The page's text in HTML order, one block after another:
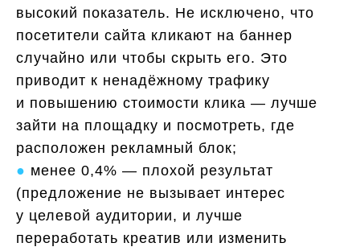
высокий показатель. Не исключено, что
посетители сайта кликают на баннер
случайно или чтобы скрыть его. Это
приводит к ненадёжному трафику
и повышению стоимости клика — лучше
зайти на площадку и посмотреть, где
расположен рекламный блок;
● менее 0,4% — плохой результат
(предложение не вызывает интерес
у целевой аудитории, и лучше
переработать креатив или изменить